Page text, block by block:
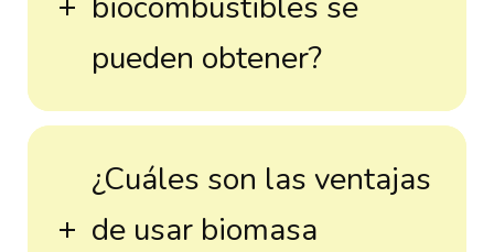
pueden obtener?
¿Cuáles son las ventajas
de usar biomasa